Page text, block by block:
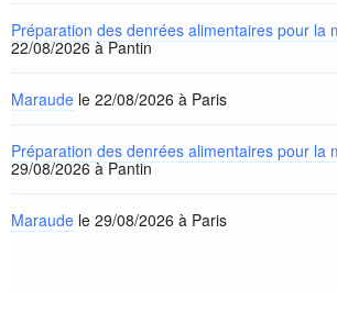
Préparation des denrées alimentaires pour la
22/08/2026 à Pantin
Maraude le 22/08/2026 à Paris
Préparation des denrées alimentaires pour la
29/08/2026 à Pantin
Maraude le 29/08/2026 à Paris